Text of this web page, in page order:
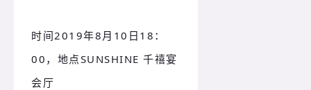
时间2019年8月10日18：
00，地点SUNSHINE 千禧宴
会厅